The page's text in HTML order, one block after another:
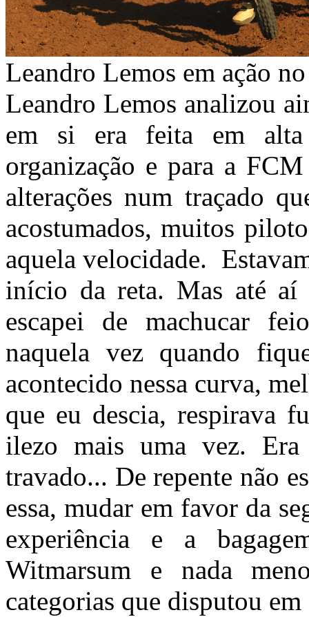
Leandro Lemos em ação
Leandro Lemos analizou
em si era feita em alta
organização e para a
alterações num traçado
acostumados, muitos
aquela velocidade.
início da reta. Mas até aí
escapei de machucar
naquela vez quando
acontecido nessa curva,
que eu descia, respirava
ilezo mais uma vez.
travado... De repente não
essa, mudar em favor da
experiência e a
Witmarsum e nada
categorias que disputou